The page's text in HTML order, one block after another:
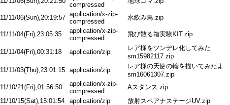
compressed
11/11/06(Sun),20:19:57 application/x-zip-
compressed
水飲み鳥.zip
11/11/04(Fri),23:05:35
application/x-zip-
compressed
飛び散る箱実験KIT.zip
11/11/04(Fri),00:31:18 application/zip
レア様をツンデレ化してみた
sm15982117.zip
11/11/03(Thu),23:01:15 application/zip
レア様の天使の輪を描いてみたよ
sm16061307.zip
11/10/21(Fri),01:56:50
application/x-zip-
compressed
Aスタンス.zip
11/10/15(Sat),15:01:54 application/zip
放射スペアナステージUV.zip